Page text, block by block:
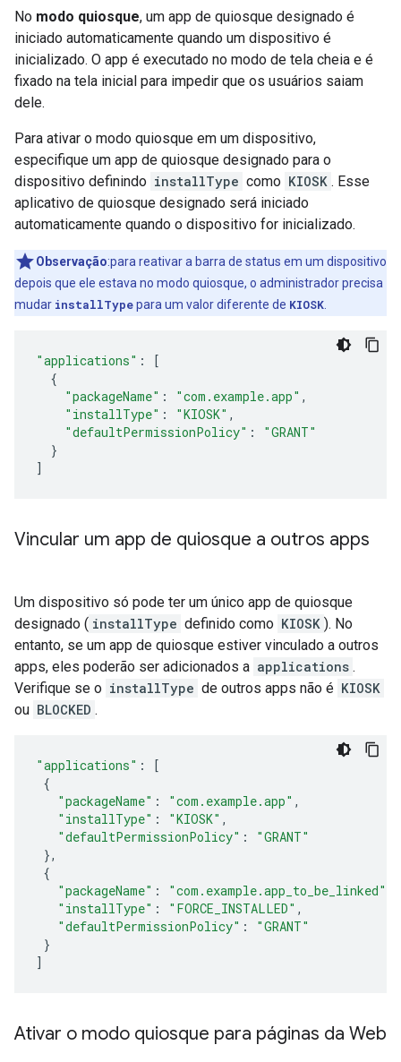
No modo quiosque, um app de quiosque designado é
iniciado automaticamente quando um dispositivo é
inicializado. O app é executado no modo de tela cheia e é
fixado na tela inicial para impedir que os usuários saiam
dele.
Para ativar o modo quiosque em um dispositivo,
especifique um app de quiosque designado para o
dispositivo definindo installType como KIOSK . Esse
aplicativo de quiosque designado será iniciado
automaticamente quando o dispositivo for inicializado.
Observação:para reativar a barra de status em um dispositivo
depois que ele estava no modo quiosque, o administrador precisa
mudar installTypepara um valor diferente de KIOSK
"applications" :
[
{
"packageName" : "com.example.app" ,
"installType" : "KIOSK" ,
"defaultPermissionPolicy" :
"GRANT"
}
]
Vincular um app de quiosque a outros apps
Um dispositivo só pode ter um único app de quiosque
designado ( installType definido como KIOSK ). No
entanto, se um app de quiosque estiver vinculado a outros
apps, eles poderão ser adicionados a applications .
Verifique se o installType de outros apps não é KIOSK
ou BLOCKED .
"applications" :
[
{
"packageName" : "com.example.app" ,
"installType" : "KIOSK" ,
"defaultPermissionPolicy" :
"GRANT"
},
{
"packageName" : "com.example.app_to_be_linked"
"installType" : "FORCE_INSTALLED" ,
"defaultPermissionPolicy" :
"GRANT"
}
]
Ativar o modo quiosque para páginas da Web